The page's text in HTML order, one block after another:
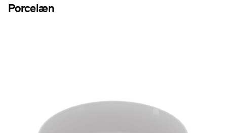
Porcelæn